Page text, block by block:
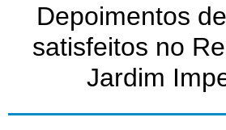
Depoimentos
satisfeitos no
Jardim